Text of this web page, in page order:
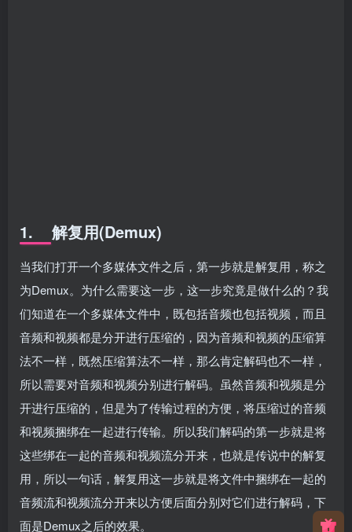
1. 解复用(Demux)
当我们打开一个多媒体文件之后，第一步就是解复用，称之
为Demux。为什么需要这一步，这一步究竟是做什么的？我
们知道在一个多媒体文件中，既包括音频也包括视频，而且
音频和视频都是分开进行压缩的，因为音频和视频的压缩算
法不一样，既然压缩算法不一样，那么肯定解码也不一样，
所以需要对音频和视频分别进行解码。虽然音频和视频是分
开进行压缩的，但是为了传输过程的方便，将压缩过的音频
和视频捆绑在一起进行传输。所以我们解码的第一步就是将
这些绑在一起的音频和视频流分开来，也就是传说中的解复
用，所以一句话，解复用这一步就是将文件中捆绑在一起的
音频流和视频流分开来以方便后面分别对它们进行解码，下
面是Demux之后的效果。